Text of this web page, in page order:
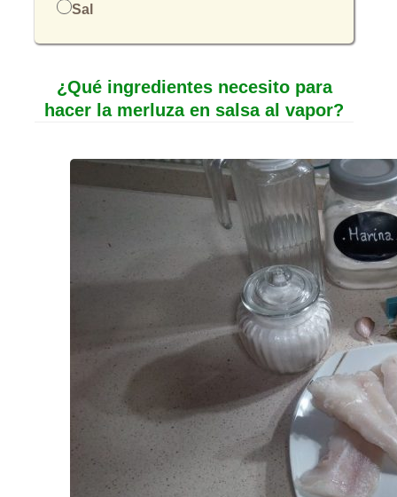
Sal
¿Qué ingredientes necesito para
hacer la merluza en salsa al vapor?